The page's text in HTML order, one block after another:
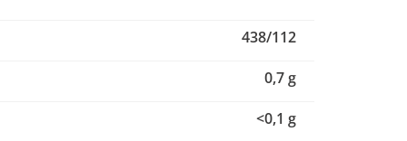
438/112
0,7 g
<0,1 g